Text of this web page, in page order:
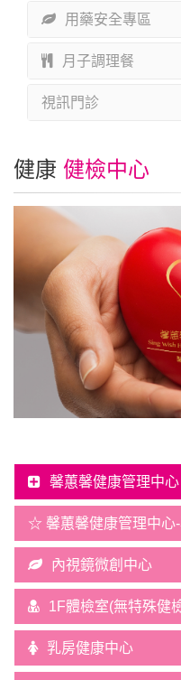
用藥安全專區
月子調理餐
視訊門診
健康 健檢中心
馨蕙馨健康管理中心
☆ 馨蕙馨健康管理中心
內視鏡微創中心
1F體檢室(無特殊健
乳房健康中心